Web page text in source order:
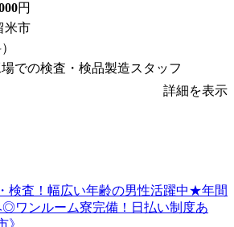
円
米市
での検査・検品製造スタッフ
詳細を表示